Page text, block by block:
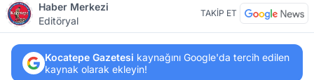
Haber Merkezi
Editöryal
TAKİP ET
Kocatepe Gazetesi kaynağını Google'da tercih edilen
kaynak olarak ekleyin!